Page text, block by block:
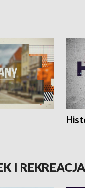
I REKREACJA